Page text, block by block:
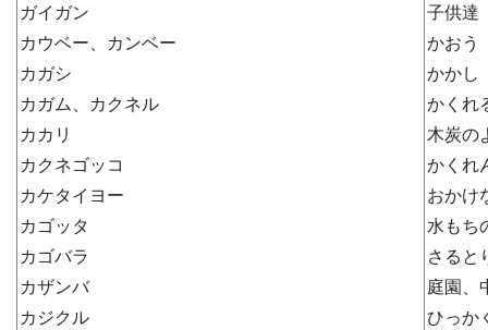
ガイガン
子供達
カウベー、カンベー
かおう
カガシ
かかし
カガム、カクネル
かくれ
カカリ
木炭の
カクネゴッコ
かくれ
カケタイヨー
おかけ
カゴッタ
水もち
カゴバラ
さると
カザンバ
庭園、
カジクル
ひっか